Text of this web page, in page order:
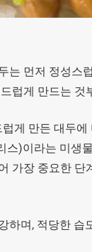
는 먼저 정성스
럽게 만드는 것
게 만든 대두
스)이라는 미생
가장 중요한 단
하며, 적당한 습